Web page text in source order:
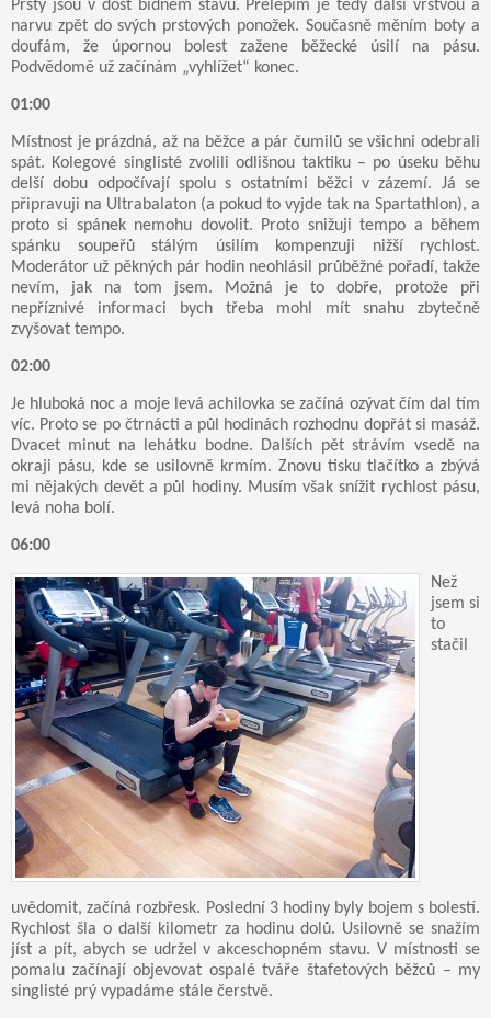
Prsty jsou v dost bídném stavu. Přelepím je tedy další vrstvou a
narvu zpět do svých prstových ponožek. Současně měním boty a
doufám, že úpornou bolest zažene běžecké úsilí na pásu.
Podvědomě už začínám „vyhlížet“ konec.
01:00
Místnost je prázdná, až na běžce a pár čumilů se všichni odebrali
spát. Kolegové singlisté zvolili odlišnou taktiku – po úseku běhu
delší dobu odpočívají spolu s ostatními běžci v zázemí. Já se
připravuji na Ultrabalaton (a pokud to vyjde tak na Spartathlon), a
proto si spánek nemohu dovolit. Proto snižuji tempo a během
spánku soupeřů stálým úsilím kompenzuji nižší rychlost.
Moderátor už pěkných pár hodin neohlásil průběžné pořadí, takže
nevím, jak na tom jsem. Možná je to dobře, protože při
nepříznivé informaci bych třeba mohl mít snahu zbytečně
zvyšovat tempo.
02:00
Je hluboká noc a moje levá achilovka se začíná ozývat čím dal tím
víc. Proto se po čtrnácti a půl hodinách rozhodnu dopřát si masáž.
Dvacet minut na lehátku bodne. Dalších pět strávím vsedě na
okraji pásu, kde se usilovně krmím. Znovu tisku tlačítko a zbývá
mi nějakých devět a půl hodiny. Musím však snížit rychlost pásu,
levá noha bolí.
06:00
Než
jsem si
to
stačil
uvědomit, začíná rozbřesk. Poslední 3 hodiny byly bojem s bolestí.
Rychlost šla o další kilometr za hodinu dolů. Usilovně se snažím
jíst a pít, abych se udržel v akceschopném stavu. V místnosti se
pomalu začínají objevovat ospalé tváře štafetových běžců – my
singlisté prý vypadáme stále čerstvě.